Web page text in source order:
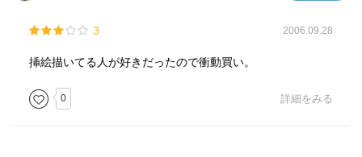
3 2006.09.28
挿絵描いてる人が好きだったので衝動買い。
0 詳細をみる